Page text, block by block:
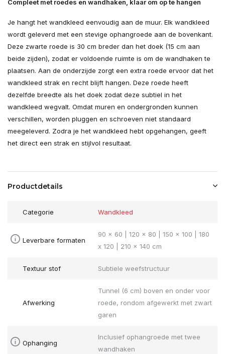
Compleet met roedes en wandhaken, klaar om op te hangen
Je hangt het wandkleed eenvoudig aan de muur. Elk wandkleed
wordt geleverd met een stevige ophangroede aan de bovenkant.
Deze zwarte roede is 30 cm breder dan het doek (15 cm aan
beide zijden), zodat er voldoende ruimte is om de wandhaken te
plaatsen. Aan de onderzijde zorgt een extra roede ervoor dat het
wandkleed strak en recht blijft hangen. Deze roede heeft
dezelfde breedte als het doek zodat deze subtiel in het
wandkleed wegvalt. Omdat muren en ondergronden kunnen
verschillen, worden pluggen en schroeven niet standaard
meegeleverd. Zodra je het wandkleed hebt opgehangen, geeft
het direct een strak en stijlvol resultaat.
Productdetails
Categorie Wandkleed
Leverbare formaten
90 x 60 | 120 x 80 | 150 x 100 | 180
x 120 | 210 x 140 cm
Textuur stof Subtiele weefstructuur
Afwerking
Tunnel (6 cm) boven en onder voor
roede, rondom afgewerkt met zwart
garen
Ophanging
Inclusief ophangroede met twee
wandhaken